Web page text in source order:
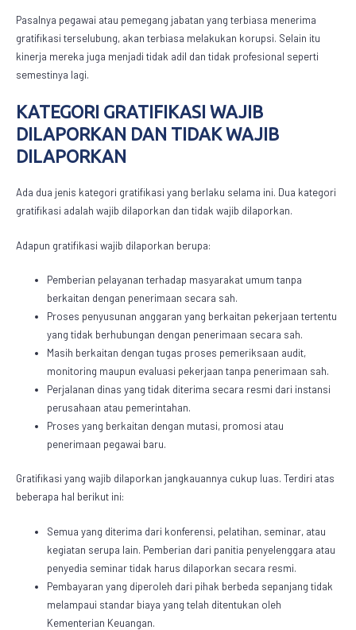
Pasalnya pegawai atau pemegang jabatan yang terbiasa menerima
gratifikasi terselubung, akan terbiasa melakukan korupsi. Selain itu
kinerja mereka juga menjadi tidak adil dan tidak profesional seperti
semestinya lagi.
KATEGORI GRATIFIKASI WAJIB
DILAPORKAN DAN TIDAK WAJIB
DILAPORKAN
Ada dua jenis kategori gratifikasi yang berlaku selama ini. Dua kategori
gratifikasi adalah wajib dilaporkan dan tidak wajib dilaporkan.
Adapun gratifikasi wajib dilaporkan berupa:
Pemberian pelayanan terhadap masyarakat umum tanpa
berkaitan dengan penerimaan secara sah.
Proses penyusunan anggaran yang berkaitan pekerjaan tertentu
yang tidak berhubungan dengan penerimaan secara sah.
Masih berkaitan dengan tugas proses pemeriksaan audit,
monitoring maupun evaluasi pekerjaan tanpa penerimaan sah.
Perjalanan dinas yang tidak diterima secara resmi dari instansi
perusahaan atau pemerintahan.
Proses yang berkaitan dengan mutasi, promosi atau
penerimaan pegawai baru.
Gratifikasi yang wajib dilaporkan jangkauannya cukup luas. Terdiri atas
beberapa hal berikut ini:
Semua yang diterima dari konferensi, pelatihan, seminar, atau
kegiatan serupa lain. Pemberian dari panitia penyelenggara atau
penyedia seminar tidak harus dilaporkan secara resmi.
Pembayaran yang diperoleh dari pihak berbeda sepanjang tidak
melampaui standar biaya yang telah ditentukan oleh
Kementerian Keuangan.